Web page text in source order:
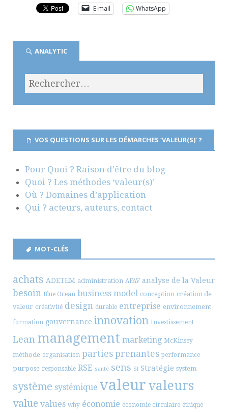
E-mail
WhatsApp
ANALYTIC
VOS QUESTIONS SUR LES DÉMARCHES ‘VALEUR(S)’ ?
Pour Quoi ? Raison d’être du blog
Quoi ? Les méthodes ‘valeur(s)’
Où ? Domaines d’application
Qui ? acteurs, auteurs, contact
MOT-CLÉS
achats ADETEM administration AFAV analyse de la Valeur
besoin Blue Ocean business model conception création de
valeur créativité design durable entreprise environnement
formation gouvernance innovation Investissement
Lean management marketing McKinsey
méthode organisation parties prenantes performance
purpose responsable RSE santé sens SI Stratégie system
système systémique valeur valeurs
value values why économie économie circulaire éthique